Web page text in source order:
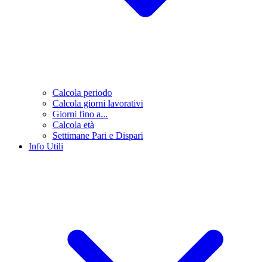
Calcola periodo
Calcola giorni lavorativi
Giorni fino a...
Calcola età
Settimane Pari e Dispari
Info Utili